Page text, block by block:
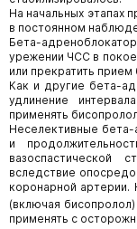
На начальных этапах
в постоянном
Бета-
урежении ЧСС в
или прекратить прием
Как и другие бета-
удлинение
применять
Неселективные бета-
и
вазоспастической
вследствие
коронарной артерии.
(включая
применять с